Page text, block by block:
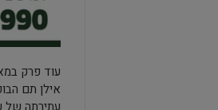
עוד פרק
אילן תם
עתירתה של